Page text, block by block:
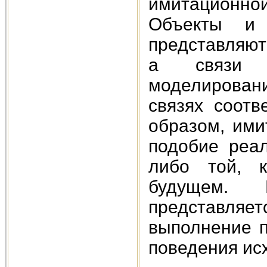
Объекты и
а связи
связях
образом,
подобие
либо той,
будущем.
выполнение
поведения